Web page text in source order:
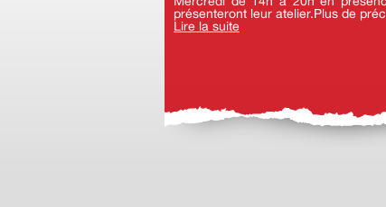
présenteront leur atelier.Plus de
Lire la suite